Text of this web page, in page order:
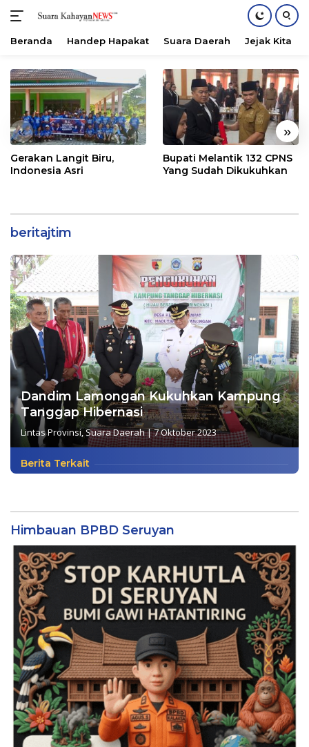
konten
Beranda Handep Hapakat Suara Daerah Jejak Kita
« »
Gerakan Langit Biru,
Indonesia Asri
Bupati Melantik 132 CPNS
Yang Sudah Dikukuhkan
beritajtim
Dandim Lamongan Kukuhkan Kampung
Tanggap Hibernasi
Lintas Provinsi,Suara Daerah|7 Oktober 2023
Berita Terkait
Himbauan BPBD Seruyan